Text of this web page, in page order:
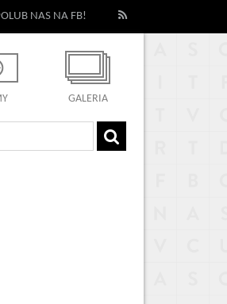
NAS NA FB!
GALERIA